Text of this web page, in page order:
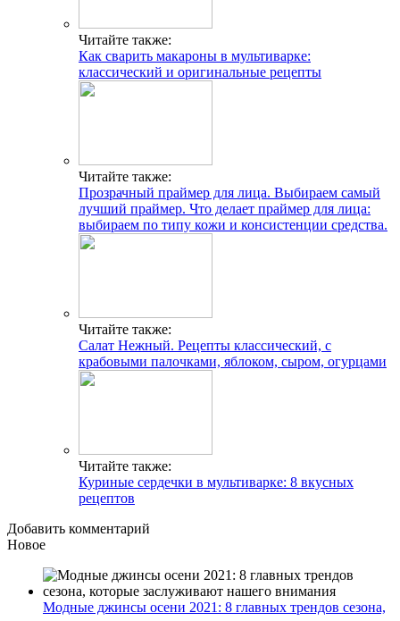
Читайте также:
Как сварить макароны в мультиварке:
классический и оригинальные рецепты
Читайте также:
Прозрачный праймер для лица. Выбираем самый
лучший праймер. Что делает праймер для лица:
выбираем по типу кожи и консистенции средства.
Читайте также:
Салат Нежный. Рецепты классический, с
крабовыми палочками, яблоком, сыром, огурцами
Читайте также:
Куриные сердечки в мультиварке: 8 вкусных
рецептов
Добавить комментарий
Новое
Модные джинсы осени 2021: 8 главных трендов сезона,